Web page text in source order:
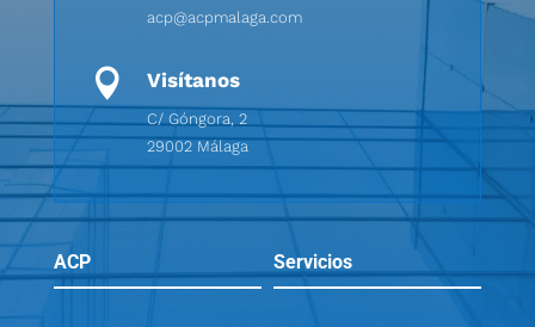
acp@acpmalaga.com
 Visítanos
C/ Góngora, 2
29002 Málaga
ACP Servicios